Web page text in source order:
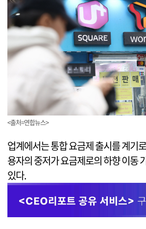
<출처=연합뉴스>
업계에서는 통합 요금제 출시를 계기
용자의 중저가 요금제로의 하향 이동
있다.